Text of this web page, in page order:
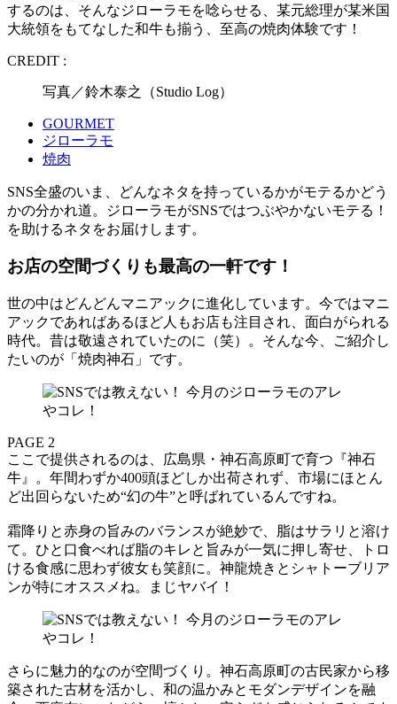
するのは、そんなジローラモを唸らせる、某元総理が某米国
大統領をもてなした和牛も揃う、至高の焼肉体験です！
CREDIT :
写真／鈴木泰之（Studio Log）
GOURMET
ジローラモ
焼肉
SNS全盛のいま、どんなネタを持っているかがモテるかどう
かの分かれ道。ジローラモがSNSではつぶやかないモテる！
を助けるネタをお届けします。
お店の空間づくりも最高の一軒です！
世の中はどんどんマニアックに進化しています。今ではマニ
アックであればあるほど人もお店も注目され、面白がられる
時代。昔は敬遠されていたのに（笑）。そんな今、ご紹介し
たいのが「焼肉神石」です。
PAGE 2
ここで提供されるのは、広島県・神石高原町で育つ『神石
牛』。年間わずか400頭ほどしか出荷されず、市場にほとん
ど出回らないため“幻の牛”と呼ばれているんですね。
霜降りと赤身の旨みのバランスが絶妙で、脂はサラリと溶け
て。ひと口食べれば脂のキレと旨みが一気に押し寄せ、トロ
ける食感に思わず彼女も笑顔に。神龍焼きとシャトーブリア
ンが特にオススメね。まじヤバイ！
さらに魅力的なのが空間づくり。神石高原町の古民家から移
築された古材を活かし、和の温かみとモダンデザインを融